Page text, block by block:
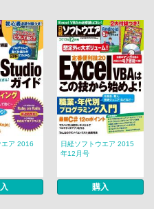
エア 2016
日経ソフトウエア 2015
年12月号
購入